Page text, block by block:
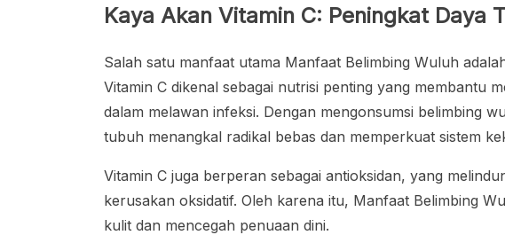
Kaya Akan Vitamin C: Peningkat Daya
Salah satu manfaat utama Manfaat Belimbing Wuluh
Vitamin C dikenal sebagai nutrisi penting yang membantu
dalam melawan infeksi. Dengan mengonsumsi belimbing
tubuh menangkal radikal bebas dan memperkuat sistem
Vitamin C juga berperan sebagai antioksidan, yang
kerusakan oksidatif. Oleh karena itu, Manfaat Belimbing
kulit dan mencegah penuaan dini.